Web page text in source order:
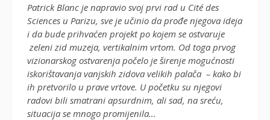
Patrick Blanc je napravio svoj prvi rad u Cité des
Sciences u Parizu, sve je učinio da prođe njegova ideja
i da bude prihvaćen projekt po kojem se ostvaruje
zeleni zid muzeja, vertikalnim vrtom. Od toga prvog
vizionarskog ostvarenja počelo je širenje mogućnosti
iskorištavanja vanjskih zidova velikih palača – kako bi
ih pretvorilo u prave vrtove. U početku su njegovi
radovi bili smatrani apsurdnim, ali sad, na sreću,
situacija se mnogo promijenila…